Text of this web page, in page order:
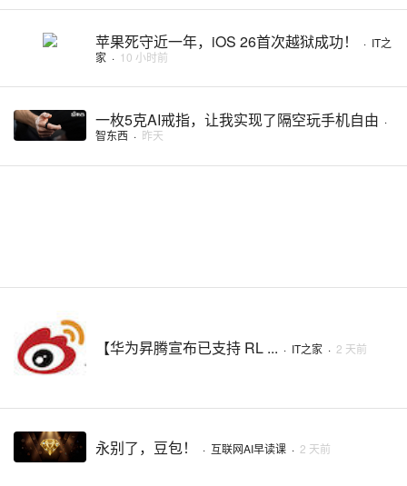
苹果死守近一年，iOS 26首次越狱成功！ · IT之
家 · 10 小时前
一枚5克AI戒指，让我实现了隔空玩手机自由 ·
智东西 · 昨天
【华为昇腾宣布已支持 RL ... · IT之家 · 2 天前
永别了，豆包！ · 互联网AI早读课 · 2 天前